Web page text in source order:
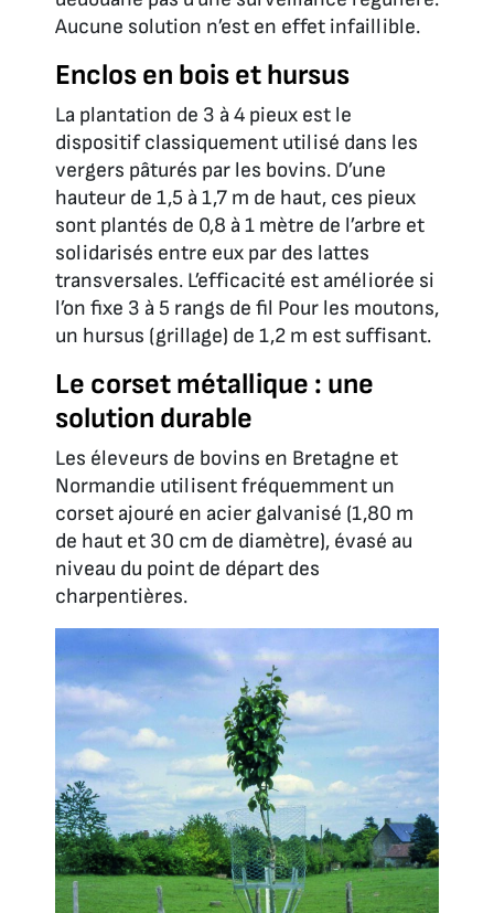
Aucune solution n’est en effet infaillible.
Enclos en bois et hursus
La plantation de 3 à 4 pieux est le
dispositif classiquement utilisé dans les
vergers pâturés par les bovins. D’une
hauteur de 1,5 à 1,7 m de haut, ces pieux
sont plantés de 0,8 à 1 mètre de l’arbre et
solidarisés entre eux par des lattes
transversales. L’efficacité est améliorée si
l’on fixe 3 à 5 rangs de fil Pour les moutons,
un hursus (grillage) de 1,2 m est suffisant.
Le corset métallique : une
solution durable
Les éleveurs de bovins en Bretagne et
Normandie utilisent fréquemment un
corset ajouré en acier galvanisé (1,80 m
de haut et 30 cm de diamètre), évasé au
niveau du point de départ des
charpentières.